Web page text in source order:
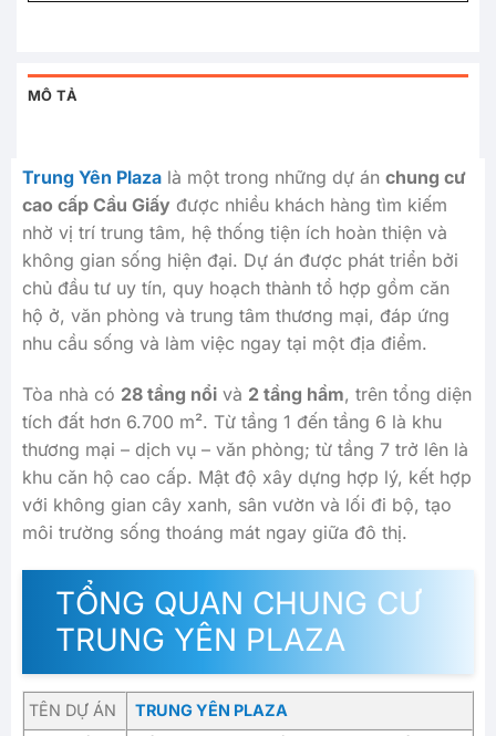
MÔ TẢ
Trung Yên Plaza là một trong những dự án chung cư
cao cấp Cầu Giấy được nhiều khách hàng tìm kiếm
nhờ vị trí trung tâm, hệ thống tiện ích hoàn thiện và
không gian sống hiện đại. Dự án được phát triển bởi
chủ đầu tư uy tín, quy hoạch thành tổ hợp gồm căn
hộ ở, văn phòng và trung tâm thương mại, đáp ứng
nhu cầu sống và làm việc ngay tại một địa điểm.
Tòa nhà có 28 tầng nổi và 2 tầng hầm, trên tổng diện
tích đất hơn 6.700 m². Từ tầng 1 đến tầng 6 là khu
thương mại – dịch vụ – văn phòng; từ tầng 7 trở lên là
khu căn hộ cao cấp. Mật độ xây dựng hợp lý, kết hợp
với không gian cây xanh, sân vườn và lối đi bộ, tạo
môi trường sống thoáng mát ngay giữa đô thị.
TỔNG QUAN CHUNG CƯ
TRUNG YÊN PLAZA
TÊN DỰ ÁN
TRUNG YÊN PLAZA